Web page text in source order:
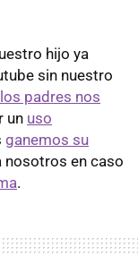
hijo ya
sin nuestro
los padres nos
un uso
ganemos su
nosotros en caso
.